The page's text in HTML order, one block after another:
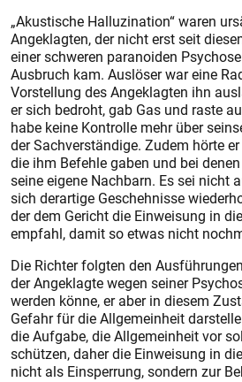
„Akustische Halluzination“ waren
Angeklagten, der nicht erst seit
einer schweren paranoiden
Ausbruch kam. Auslöser war eine
Vorstellung des Angeklagten ihn
er sich bedroht, gab Gas und raste
habe keine Kontrolle mehr über
der Sachverständige. Zudem hörte
die ihm Befehle gaben und bei
seine eigene Nachbarn. Es sei nicht
sich derartige Geschehnisse
der dem Gericht die Einweisung in
empfahl, damit so etwas nicht
Die Richter folgten den
der Angeklagte wegen seiner
werden könne, er aber in diesem
Gefahr für die Allgemeinheit
die Aufgabe, die Allgemeinheit vor
schützen, daher die Einweisung in
nicht als Einsperrung, sondern zur